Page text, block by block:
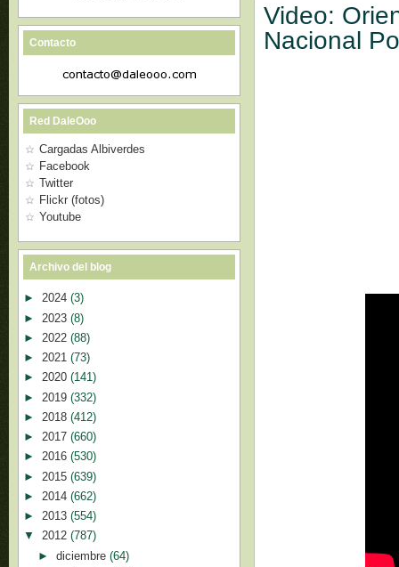
Video:
Nacional
Contacto
Red DaleOoo
Cargadas Albiverdes
Facebook
Twitter
Flickr (fotos)
Youtube
Archivo del blog
► 2024 (3)
► 2023 (8)
► 2022 (88)
► 2021 (73)
► 2020 (141)
► 2019 (332)
► 2018 (412)
► 2017 (660)
► 2016 (530)
► 2015 (639)
► 2014 (662)
► 2013 (554)
▼ 2012 (787)
► diciembre (64)